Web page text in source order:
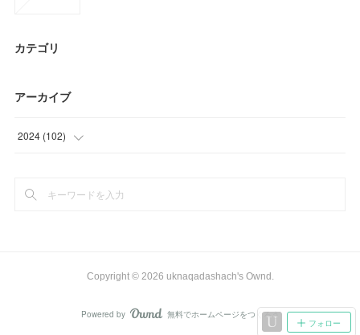
カテゴリ
アーカイブ
2024 (102)
(
フォロー
Copyright © 2026 uknaqadashach's Ownd .
Powered by AmebaOwnd
無料でホームページをつくろう